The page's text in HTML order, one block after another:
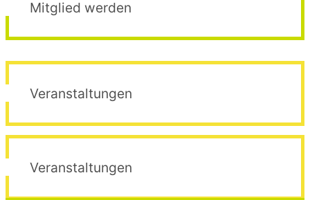
Mitglied werden
Veranstaltungen
Veranstaltungen